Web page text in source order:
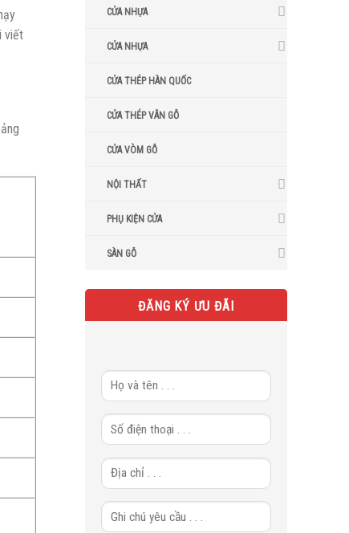
viết
CỬA NHỰA
CỬA NHỰA
CỬA THÉP HÀN QUỐC
CỬA THÉP VÂN GỖ
CỬA VÒM GỖ
NỘI THẤT
PHỤ KIỆN CỬA
SÀN GỖ
ĐĂNG KÝ ƯU ĐÃI